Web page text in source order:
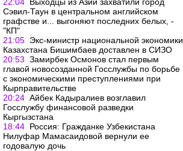
Сэвил-Таун в центральном английском
графстве и... выгоняют последних белых, -
"КП"
21:05 Экс-министр национальной экономики
Казахстана Бишимбаев доставлен в СИЗО
20:53 Замирбек Осмонов стал первым
главой новосозданной Госслужбы по борьбе
с экономическими преступлениями при
Кырправительстве
20:24 Айбек Кадыралиев возглавил
Госслужбу финансовой разведки
Кыргызстана
18:44 Россия: Гражданке Узбекистана
Нилуфар Мамасаидовой вернули ее
годовалую дочь